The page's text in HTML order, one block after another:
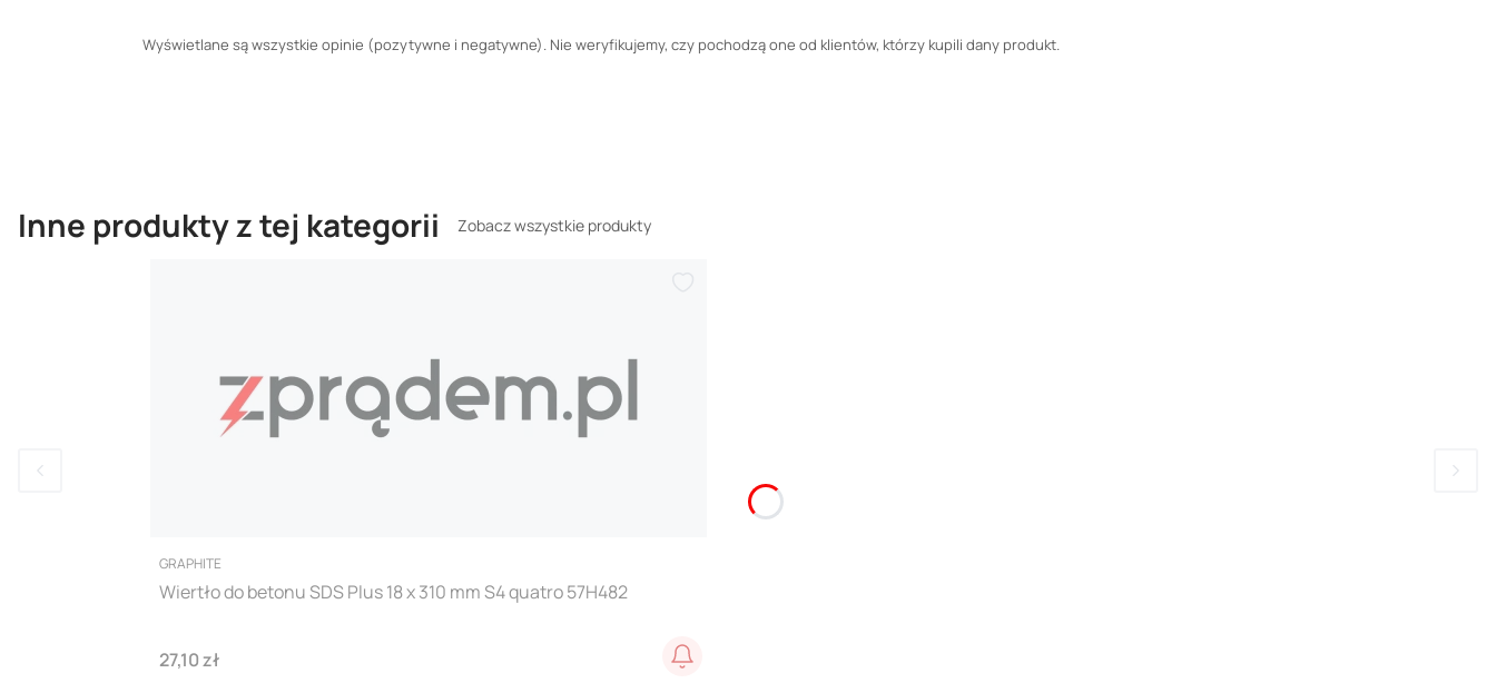
Wyświetlane są wszystkie opinie (pozytywne i negatywne). Nie weryfikujemy, czy pochodzą one od klientów, którzy kupili dany produkt.
Inne produkty z tej kategorii Zobacz wszystkie produkty
PRODUCENT
GRAPHITE
Wiertło do betonu SDS Plus 18 x 310 mm S4 quatro 57H482
Cena
27,10 zł